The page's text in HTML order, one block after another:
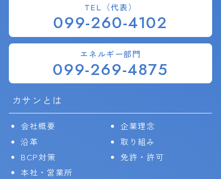
TEL（代表）
099-260-4102
エネルギー部門
099-269-4875
カサンとは
会社概要
企業理念
沿革
取り組み
BCP対策
免許・許可
本社・営業所